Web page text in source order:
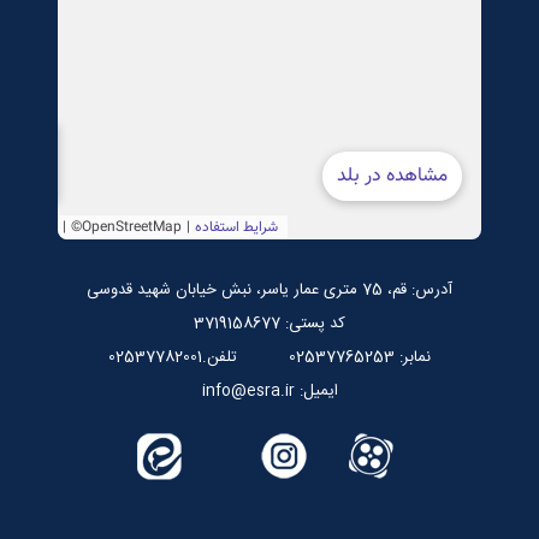
آدرس: قم، 75 متری عمار یاسر، نبش خیابان شهید قدوسی
کد پستی: 3719158677
نمابر: 02537765253
تلفن.02537782001
ایمیل: info@esra.ir